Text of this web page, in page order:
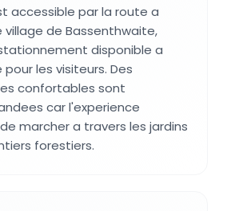
accessible par la route a
village de Bassenthwaite,
disponible a
les visiteurs. Des
confortables sont
car l'experience
marcher a travers les jardins
forestiers.